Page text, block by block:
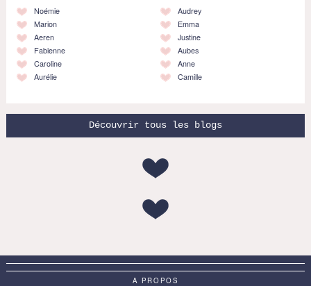
Noémie
Marion
Aeren
Fabienne
Caroline
Aurélie
Audrey
Emma
Justine
Aubes
Anne
Camille
Découvrir tous les blogs
A PROPOS